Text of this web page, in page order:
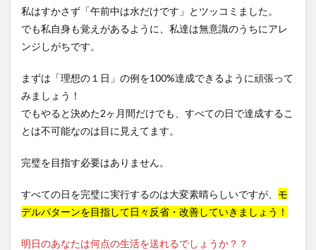
私はすかさず「午前中は水だけです」とツッコミました。
でも私自身も覚えがあるように、私達は無意識のうちにアレ
ンジしがちです。
まずは「理想の１日」の例を100%達成できるように頑張って
みましょう！
でもやると決めた2ヶ月間だけでも、すべての日で達成するこ
とは不可能なのは目に見えてます。
完璧を目指す必要はありません。
すべての日を完璧に実行するのは大変素晴らしいですが、 モ
デルパターンを目指して日々反省・改善していきましょう！
明日のあなたは何点の生活を送れるでしょうか？？